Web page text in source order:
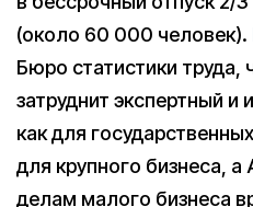
(около 60 000 человек).
Бюро статистики труда,
затруднит экспертный и
как для
для крупного бизнеса,
делам малого бизнеса